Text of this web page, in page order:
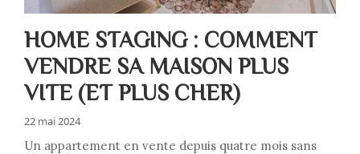
HOME STAGING : COMMENT
VENDRE SA MAISON PLUS
VITE (ET PLUS CHER)
22 mai 2024
Un appartement en vente depuis quatre mois sans